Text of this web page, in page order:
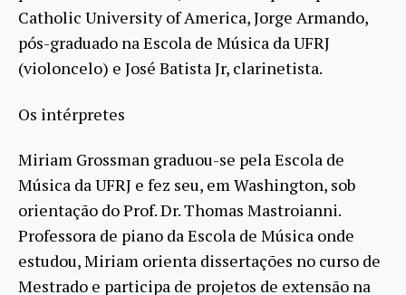
Catholic University of America, Jorge Armando,
pós-graduado na Escola de Música da UFRJ
(violoncelo) e José Batista Jr, clarinetista.
Os intérpretes
Miriam Grossman graduou-se pela Escola de
Música da UFRJ e fez seu, em Washington, sob
orientação do Prof. Dr. Thomas Mastroianni.
Professora de piano da Escola de Música onde
estudou, Miriam orienta dissertações no curso de
Mestrado e participa de projetos de extensão na